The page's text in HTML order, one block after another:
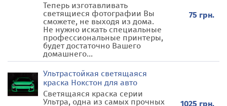
Теперь изготавливать
светящиеся фотографии Вы
сможете, не выходя из дома.
Не нужно искать специальные
профессиональные принтеры,
будет достаточно Вашего
домашнего...
75 грн.
Ультрастойкая светящаяся
краска Нокстон для авто
Светящаяся краска серии
Ультра, одна из самых прочных
1025 грн.